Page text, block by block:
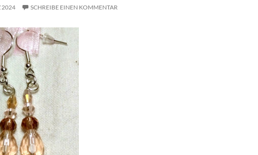
2024 SCHREIBE EINEN KOMMENTAR